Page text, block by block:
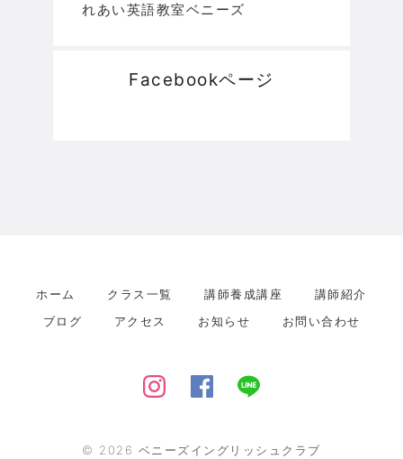
れあい英語教室ベニーズ
Facebookページ
ホーム クラス一覧 講師養成講座
講師紹介
ブログ
アクセス お知らせ お問い合わせ
© 2026 ベニーズイングリッシュクラブ